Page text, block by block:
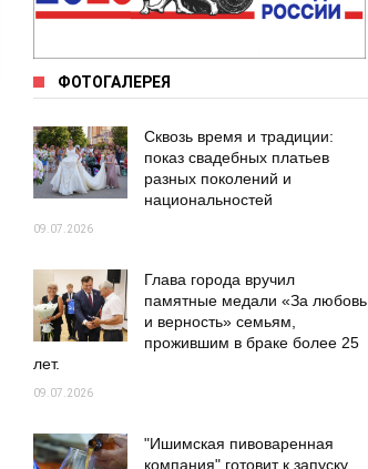
ФОТОГАЛЕРЕЯ
Сквозь время и традиции:
показ свадебных платьев
разных поколений и
национальностей
09.07.2026
Глава города вручил
памятные медали «За любовь
и верность» семьям,
прожившим в браке более 25
лет.
09.07.2026
"Ишимская пивоваренная
компания" готовит к запуску